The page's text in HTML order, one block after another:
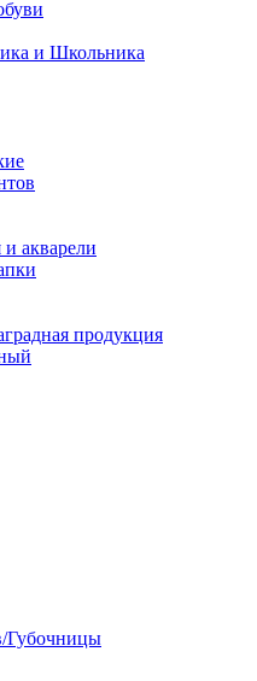
и Школьника
акварели
продукция
Губочницы